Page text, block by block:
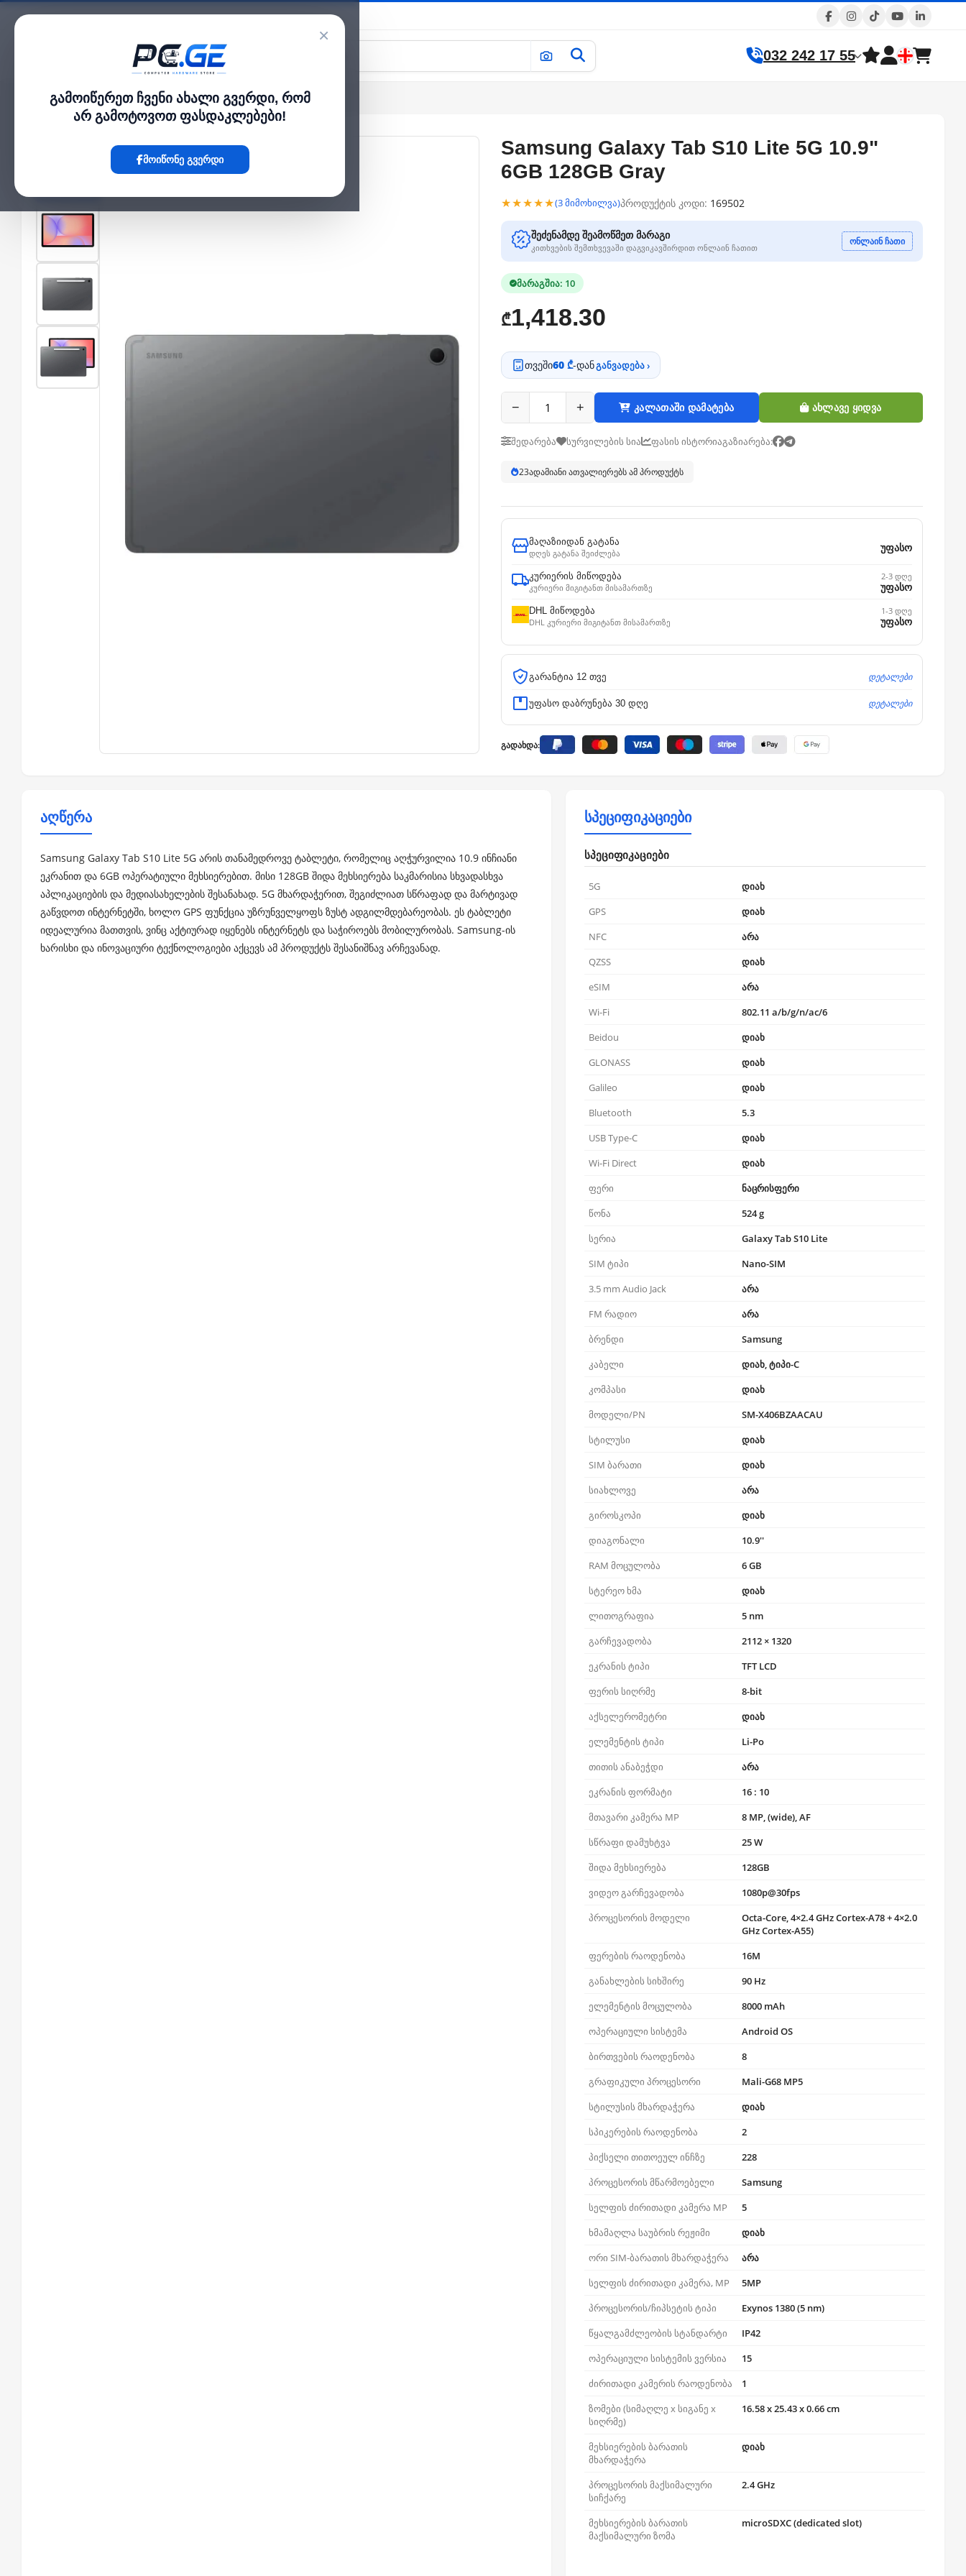
×
გამოიწერეთ ჩვენი ახალი გვერდი, რომ
არ გამოტოვოთ ფასდაკლებები!
მოიწონე გვერდი
კატალოგი 032 242 17 55
მთავარი›ტაბლეტები›Samsung Galaxy Tab S10 Lite 5G 10.9" 6GB 128GB Gray
Samsung Galaxy Tab S10 Lite 5G 10.9"
6GB 128GB Gray
★★★★★(3 მიმოხილვა)პროდუქტის კოდი: 169502
შეძენამდე შეამოწმეთ მარაგი
კითხვების შემთხვევაში დაგვიკავშირდით ონლაინ ჩათით
ონლაინ ჩათი
მარაგშია: 10
₾1,418.30
თვეში60 ₾-დანგანვადება ›
− + კალათაში დამატება ახლავე ყიდვა
შედარება სურვილების სია ფასის ისტორიაგაზიარება:
23ადამიანი ათვალიერებს ამ პროდუქტს
მაღაზიიდან გატანა
დღეს გატანა შეიძლება
უფასო
კურიერის მიწოდება
კურიერი მიგიტანთ მისამართზე
2-3 დღე
უფასო
DHL მიწოდება
DHL კურიერი მიგიტანთ მისამართზე
1-3 დღე
უფასო
გარანტია 12 თვე დეტალები
უფასო დაბრუნება 30 დღე დეტალები
გადახდა:
აღწერა
Samsung Galaxy Tab S10 Lite 5G არის თანამედროვე ტაბლეტი, რომელიც აღჭურვილია 10.9 ინჩიანი
ეკრანით და 6GB ოპერატიული მეხსიერებით. მისი 128GB შიდა მეხსიერება საკმარისია სხვადასხვა
აპლიკაციების და მედიასახელების შესანახად. 5G მხარდაჭერით, შეგიძლიათ სწრაფად და მარტივად
გაწვდოთ ინტერნეტში, ხოლო GPS ფუნქცია უზრუნველყოფს ზუსტ ადგილმდებარეობას. ეს ტაბლეტი
იდეალურია მათთვის, ვინც აქტიურად იყენებს ინტერნეტს და საჭიროებს მობილურობას. Samsung-ის
ხარისხი და ინოვაციური ტექნოლოგიები აქცევს ამ პროდუქტს შესანიშნავ არჩევანად.
სპეციფიკაციები
სპეციფიკაციები
5G
დიახ
GPS
დიახ
NFC
არა
QZSS
დიახ
eSIM
არა
Wi-Fi
802.11 a/b/g/n/ac/6
Beidou
დიახ
GLONASS
დიახ
Galileo
დიახ
Bluetooth
5.3
USB Type-C
დიახ
Wi-Fi Direct
დიახ
ფერი
ნაცრისფერი
წონა
524 g
სერია
Galaxy Tab S10 Lite
SIM ტიპი
Nano-SIM
3.5 mm Audio Jack
არა
FM რადიო
არა
ბრენდი
Samsung
კაბელი
დიახ, ტიპი-C
კომპასი
დიახ
მოდელი/PN
SM-X406BZAACAU
სტილუსი
დიახ
SIM ბარათი
დიახ
სიახლოვე
არა
გიროსკოპი
დიახ
დიაგონალი
10.9''
RAM მოცულობა
6 GB
სტერეო ხმა
დიახ
ლითოგრაფია
5 nm
გარჩევადობა
2112 × 1320
ეკრანის ტიპი
TFT LCD
ფერის სიღრმე
8-bit
აქსელერომეტრი
დიახ
ელემენტის ტიპი
Li-Po
თითის ანაბეჭდი
არა
ეკრანის ფორმატი
16 : 10
მთავარი კამერა MP
8 MP, (wide), AF
სწრაფი დამუხტვა
25 W
შიდა მეხსიერება
128GB
ვიდეო გარჩევადობა
1080p@30fps
პროცესორის მოდელი
Octa-Core, 4×2.4 GHz Cortex-A78 + 4×2.0
GHz Cortex-A55)
ფერების რაოდენობა
16M
განახლების სიხშირე
90 Hz
ელემენტის მოცულობა
8000 mAh
ოპერაციული სისტემა
Android OS
ბირთვების რაოდენობა
8
გრაფიკული პროცესორი
Mali-G68 MP5
სტილუსის მხარდაჭერა
დიახ
სპიკერების რაოდენობა
2
პიქსელი თითოეულ ინჩზე
228
პროცესორის მწარმოებელი
Samsung
სელფის ძირითადი კამერა MP
5
ხმამაღლა საუბრის რეჟიმი
დიახ
ორი SIM-ბარათის მხარდაჭერა
არა
სელფის ძირითადი კამერა, MP
5MP
პროცესორის/ჩიპსეტის ტიპი
Exynos 1380 (5 nm)
წყალგამძლეობის სტანდარტი
IP42
ოპერაციული სისტემის ვერსია
15
ძირითადი კამერის რაოდენობა
1
ზომები (სიმაღლე x სიგანე x
სიღრმე)
16.58 x 25.43 x 0.66 cm
მეხსიერების ბარათის
მხარდაჭერა
დიახ
პროცესორის მაქსიმალური
სიჩქარე
2.4 GHz
მეხსიერების ბარათის
მაქსიმალური ზომა
microSDXC (dedicated slot)